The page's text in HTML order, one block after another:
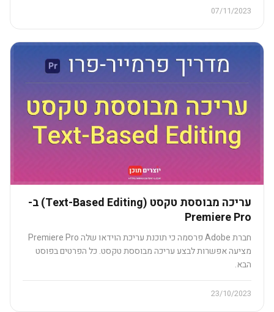
07/11/2023
עריכה מבוססת טקסט (Text-Based Editing) ב-
Premiere Pro
חברת Adobe פרסמה כי תוכנת עריכת הוידאו שלה Premiere Pro
מציעה אפשרות לבצע עריכה מבוססת טקסט. כל הפרטים בפוסט
הבא.
23/10/2023